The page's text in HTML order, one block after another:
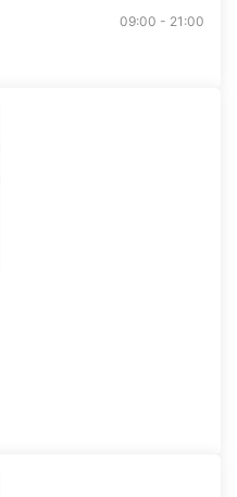
09:00 - 21:00